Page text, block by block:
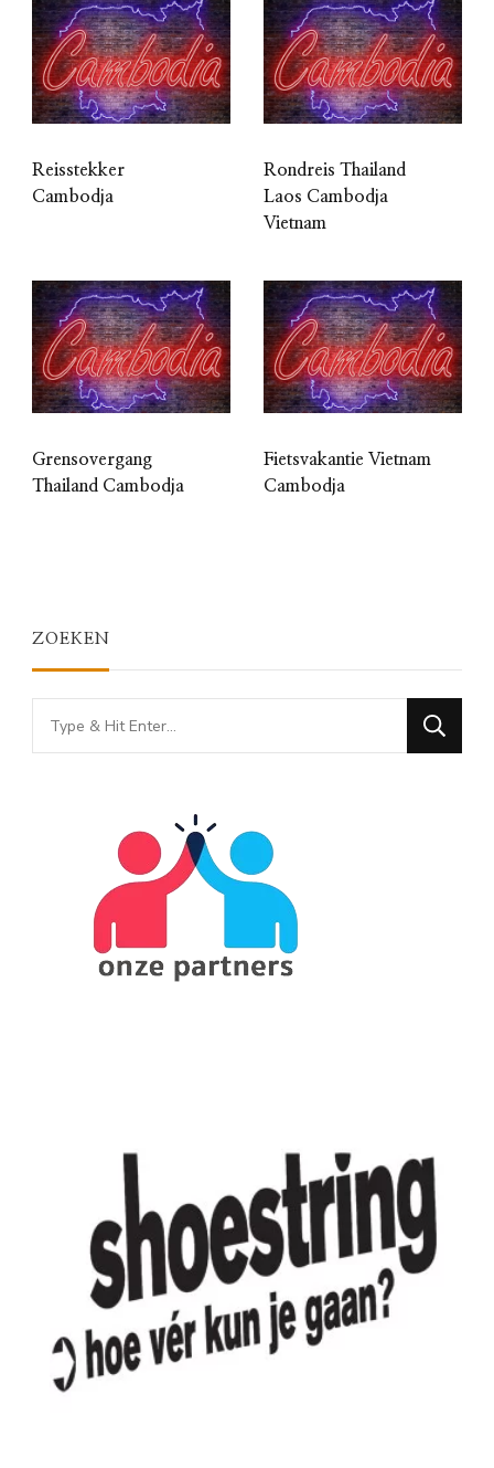
Reisstekker
Cambodja
Rondreis Thailand
Laos Cambodja
Vietnam
Grensovergang
Thailand Cambodja
Fietsvakantie Vietnam
Cambodja
ZOEKEN
Looking
for